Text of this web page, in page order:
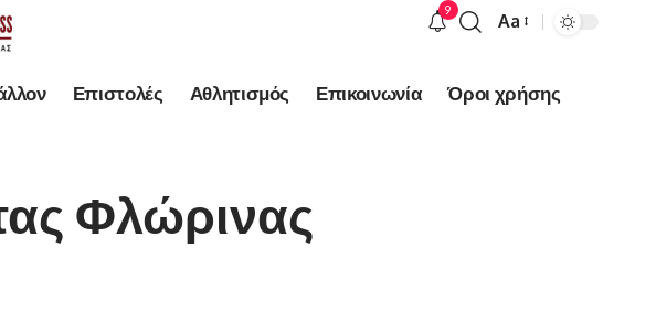
9
Font
Aa
Επιστολές Αθλητισμός Επικοινωνία Όροι χρήσης
Φλώρινας